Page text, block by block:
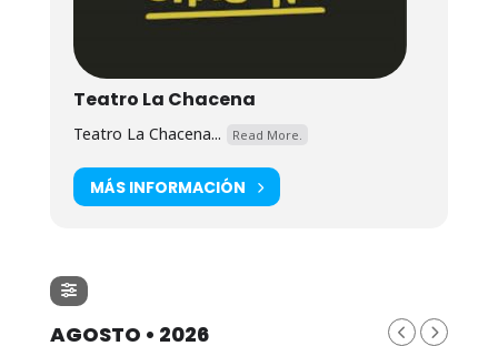
Teatro La Chacena
Teatro La Chacena... Read More.
MÁS INFORMACIÓN
AGOSTO • 2026